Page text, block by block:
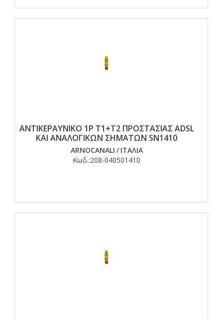
ΑΝΤΙΚΕΡΑΥΝΙΚΟ 1P T1+T2 ΠΡΟΣΤΑΣΙΑΣ ADSL
ΚΑΙ ΑΝΑΛΟΓΙΚΩΝ ΣΗΜΑΤΩΝ SN1410
ARNOCANALI / ΙΤΑΛΙΑ
Κωδ.:208-040501410